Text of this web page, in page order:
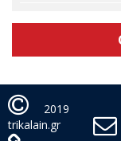
Τροποποιείται
Τρικάλων λόγω
07/08/2026